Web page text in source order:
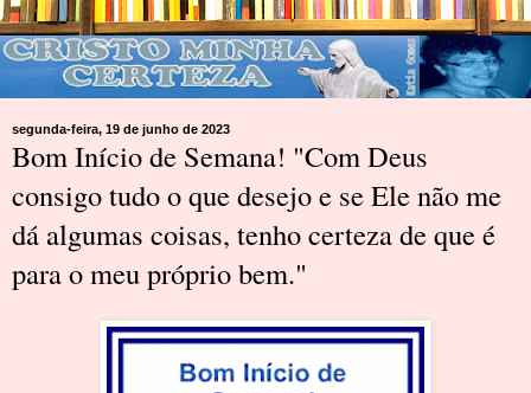
segunda-feira, 19 de junho de 2023
Bom Início de Semana! "Com Deus
consigo tudo o que desejo e se Ele não me
dá algumas coisas, tenho certeza de que é
para o meu próprio bem."